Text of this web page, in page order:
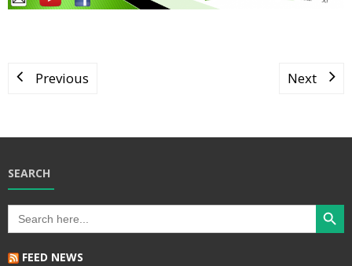
Previous Next
SEARCH
Search
for:
Search
FEED NEWS